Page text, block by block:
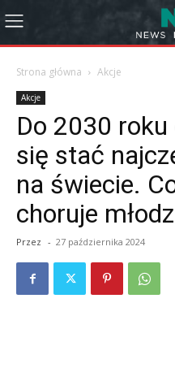
Strona główna Akcje
Akcje
Do 2030
się stać
na świecie.
choruje
Przez - 27 października 2024